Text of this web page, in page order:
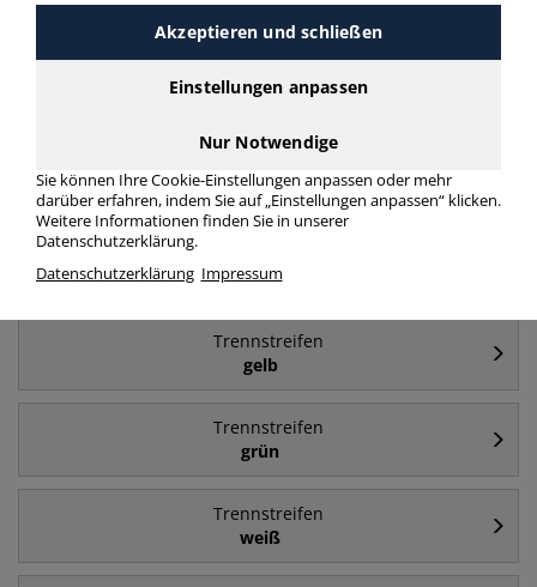
Trennstreifen
Trennstreifen
Kunststoff
24x10,5cm
Trennstreifen
gelb
Trennstreifen
grün
Trennstreifen
weiß
Akzeptieren und schließen
Einstellungen anpassen
Nur Notwendige
Sie können Ihre Cookie-Einstellungen anpassen oder mehr
darüber erfahren, indem Sie auf „Einstellungen anpassen“ klicken.
Weitere Informationen finden Sie in unserer
Datenschutzerklärung.
Datenschutzerklärung Impressum